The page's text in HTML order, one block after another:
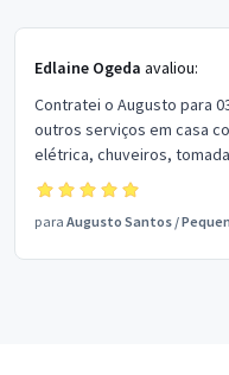
Edlaine Ogeda avaliou:
Contratei o Augusto para
outros serviços em casa
elétrica, chuveiros, tomadas, etc. Trabalha
e com preço justo.
serviços por aqui.
para Augusto Santos /